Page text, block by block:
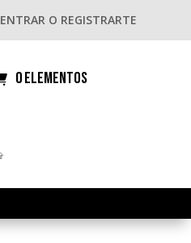
ENTRAR O REGISTRARTE
0 elementos